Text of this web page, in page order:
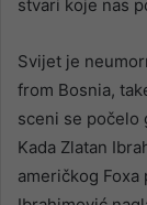
stvari koje nas
Svijet je
from Bosnia,
sceni se počelo
Kada Zlatan
američkog